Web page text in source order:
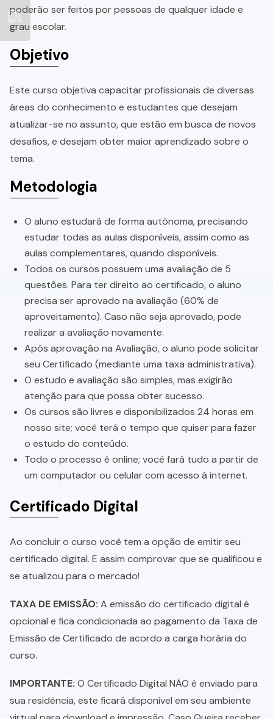
poderão ser feitos por pessoas de qualquer idade e
grau escolar.
Objetivo
Este curso objetiva capacitar profissionais de diversas
áreas do conhecimento e estudantes que desejam
atualizar-se no assunto, que estão em busca de novos
desafios, e desejam obter maior aprendizado sobre o
tema.
Metodologia
O aluno estudará de forma autônoma, precisando
estudar todas as aulas disponíveis, assim como as
aulas complementares, quando disponíveis.
Todos os cursos possuem uma avaliação de 5
questões. Para ter direito ao certificado, o aluno
precisa ser aprovado na avaliação (60% de
aproveitamento). Caso não seja aprovado, pode
realizar a avaliação novamente.
Após aprovação na Avaliação, o aluno pode solicitar
seu Certificado (mediante uma taxa administrativa).
O estudo e avaliação são simples, mas exigirão
atenção para que possa obter sucesso.
Os cursos são livres e disponibilizados 24 horas em
nosso site; você terá o tempo que quiser para fazer
o estudo do conteúdo.
Todo o processo é online; você fará tudo a partir de
um computador ou celular com acesso à internet.
Certificado Digital
Ao concluir o curso você tem a opção de emitir seu
certificado digital. E assim comprovar que se qualificou e
se atualizou para o mercado!
TAXA DE EMISSÃO: A emissão do certificado digital é
opcional e fica condicionada ao pagamento da Taxa de
Emissão de Certificado de acordo a carga horária do
curso.
IMPORTANTE: O Certificado Digital NÃO é enviado para
sua residência, este ficará disponível em seu ambiente